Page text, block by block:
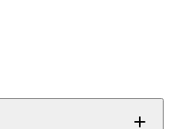
Alcuni contenuti non si